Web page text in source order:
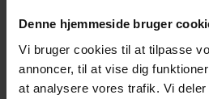
Denne hjemmeside bruger
Vi bruger cookies til at tilpasse
annoncer, til at vise dig
at analysere vores trafik. Vi